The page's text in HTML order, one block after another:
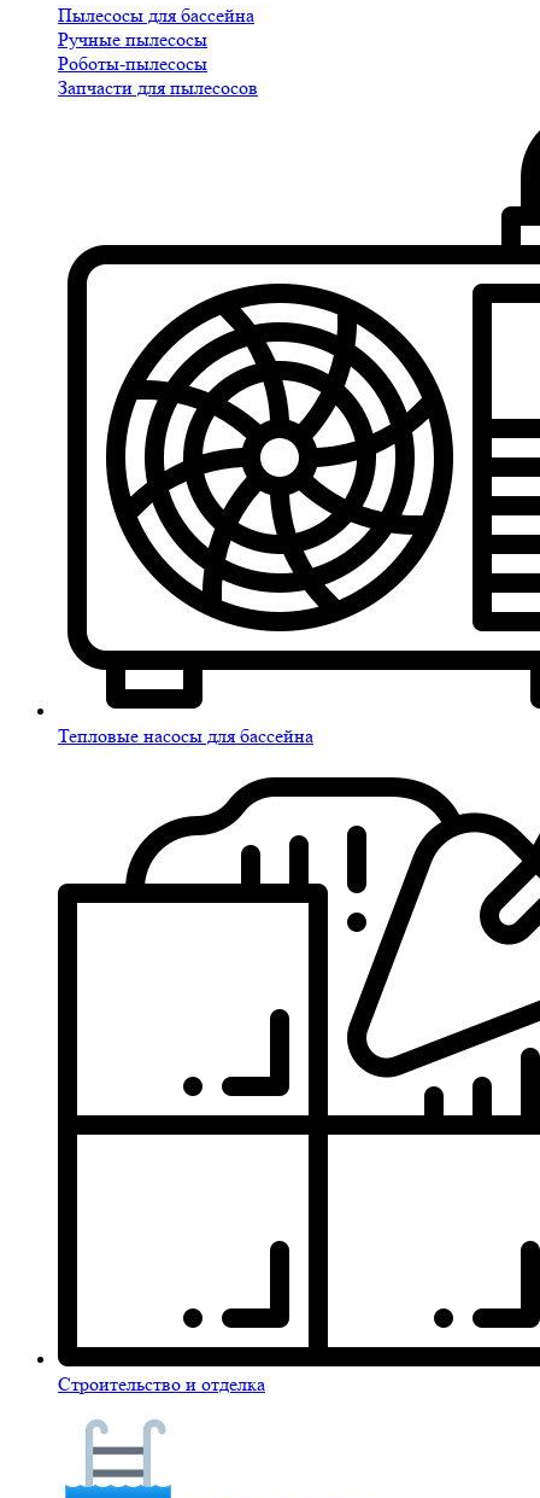
Пылесосы для бассейна
Ручные пылесосы
Роботы-пылесосы
Запчасти для пылесосов
Тепловые насосы для бассейна
Строительство и отделка